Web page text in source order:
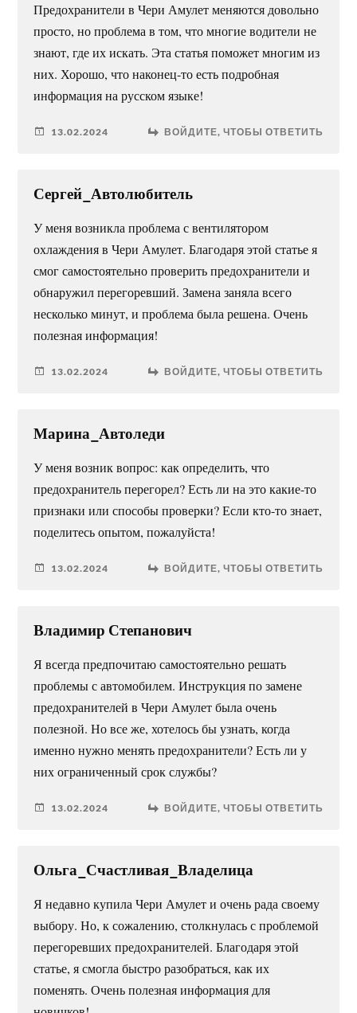
Предохранители в Чери Амулет меняются довольно
просто, но проблема в том, что многие водители не
знают, где их искать. Эта статья поможет многим из
них. Хорошо, что наконец-то есть подробная
информация на русском языке!
13.02.2024 ВОЙДИТЕ, ЧТОБЫ ОТВЕТИТЬ
Сергей_Автолюбитель
У меня возникла проблема с вентилятором
охлаждения в Чери Амулет. Благодаря этой статье я
смог самостоятельно проверить предохранители и
обнаружил перегоревший. Замена заняла всего
несколько минут, и проблема была решена. Очень
полезная информация!
13.02.2024 ВОЙДИТЕ, ЧТОБЫ ОТВЕТИТЬ
Марина_Автоледи
У меня возник вопрос: как определить, что
предохранитель перегорел? Есть ли на это какие-то
признаки или способы проверки? Если кто-то знает,
поделитесь опытом, пожалуйста!
13.02.2024 ВОЙДИТЕ, ЧТОБЫ ОТВЕТИТЬ
Владимир Степанович
Я всегда предпочитаю самостоятельно решать
проблемы с автомобилем. Инструкция по замене
предохранителей в Чери Амулет была очень
полезной. Но все же, хотелось бы узнать, когда
именно нужно менять предохранители? Есть ли у
них ограниченный срок службы?
13.02.2024 ВОЙДИТЕ, ЧТОБЫ ОТВЕТИТЬ
Ольга_Счастливая_Владелица
Я недавно купила Чери Амулет и очень рада своему
выбору. Но, к сожалению, столкнулась с проблемой
перегоревших предохранителей. Благодаря этой
статье, я смогла быстро разобраться, как их
поменять. Очень полезная информация для